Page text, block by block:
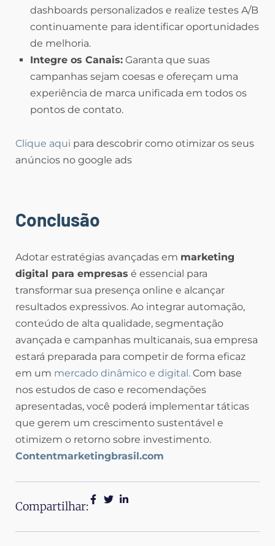
dashboards personalizados e realize testes A/B
continuamente para identificar oportunidades
de melhoria.
Integre os Canais: Garanta que suas
campanhas sejam coesas e ofereçam uma
experiência de marca unificada em todos os
pontos de contato.
Clique aqui para descobrir como otimizar os seus
anúncios no google ads
Conclusão
Adotar estratégias avançadas em marketing
digital para empresas é essencial para
transformar sua presença online e alcançar
resultados expressivos. Ao integrar automação,
conteúdo de alta qualidade, segmentação
avançada e campanhas multicanais, sua empresa
estará preparada para competir de forma eficaz
em um mercado dinâmico e digital. Com base
nos estudos de caso e recomendações
apresentadas, você poderá implementar táticas
que gerem um crescimento sustentável e
otimizem o retorno sobre investimento.
Contentmarketingbrasil.com
Compartilhar: